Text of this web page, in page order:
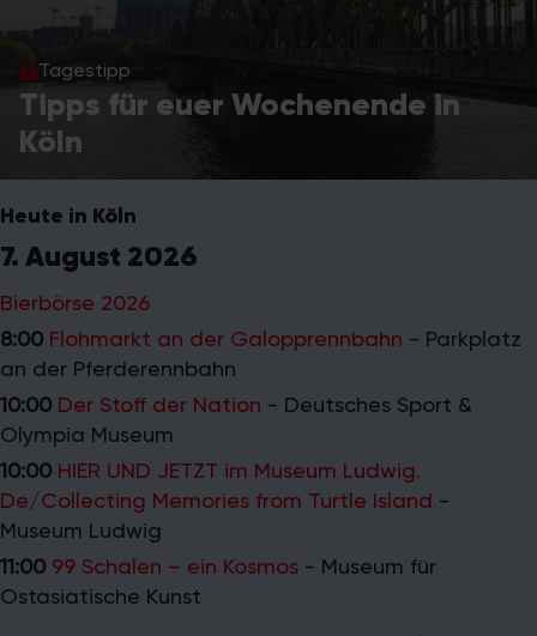
Tagestipp
Weinfest am Rhein
Tagestipp
Tipps für euer Wochenende in
Köln
Heute in Köln
7. August 2026
Bierbörse 2026
8:00 Flohmarkt an der Galopprennbahn - Parkplatz
an der Pferderennbahn
10:00 Der Stoff der Nation - Deutsches Sport &
Olympia Museum
10:00 HIER UND JETZT im Museum Ludwig.
De/Collecting Memories from Turtle Island -
Museum Ludwig
11:00 99 Schalen – ein Kosmos - Museum für
Ostasiatische Kunst